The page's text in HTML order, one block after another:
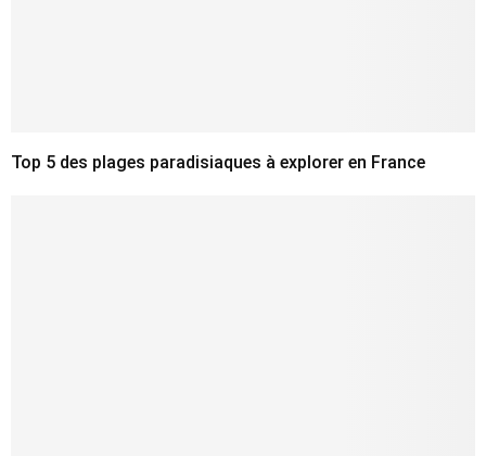
Top 5 des plages paradisiaques à explorer en France